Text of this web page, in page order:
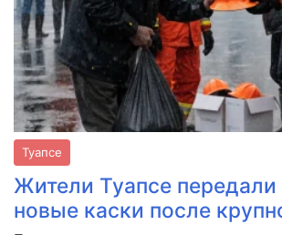
Туапсе
Жители Туапсе
новые каски после